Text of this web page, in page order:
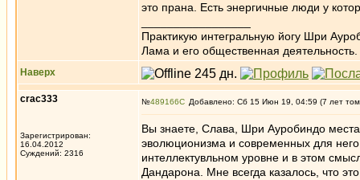
это прана. Есть энергичные люди у
Практикую интегральную йогу Шри
Лама и его общественная деятельность.
Наверх
crac333
Зарегистрирован:
16.04.2012
Суждений: 2316
№489166 Добавлено: Сб 15 Июн 19, 04:59 (7 лет
Вы знаете, Слава, Шри Ауробиндо
эволюционизма и современных для
интеллектувльном уровне и в этом
Дандарона. Мне всегда казалось, что